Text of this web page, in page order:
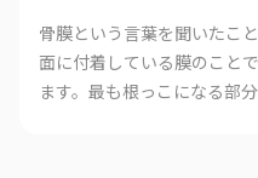
骨膜という言葉を聞いたこ
面に付着している膜のこと
ます。最も根っこになる部分